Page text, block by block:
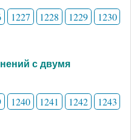
1227 1228 1229
1230
с двумя
1240 1241 1242
1243